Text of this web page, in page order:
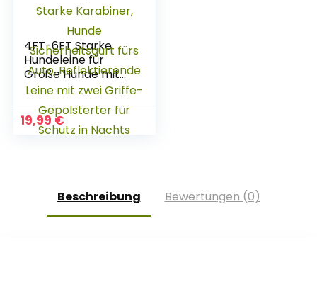
4FT-6FT Starke
Hundeleine für
Große Hunde mit
Elastischer
Ruckdämpfer und
Starke Karabiner,
Hunde
Griffe-
Gepolsterter für
19,99 €
Beschreibung Bewertungen (0)